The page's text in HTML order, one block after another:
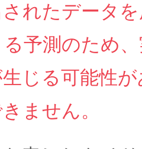
れたデータ
予測のため
じる可能性
ません。